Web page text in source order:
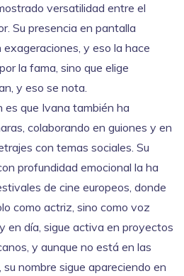
versatilidad entre el
Su presencia en pantalla
y eso la hace
la fama, sino que elige
y eso se nota.
es que Ivana también ha
colaborando en guiones y en
con temas sociales. Su
profundidad emocional la ha
de cine europeos, donde
como actriz, sino como voz
en día, sigue activa en proyectos
y aunque no está en las
nombre sigue apareciendo en